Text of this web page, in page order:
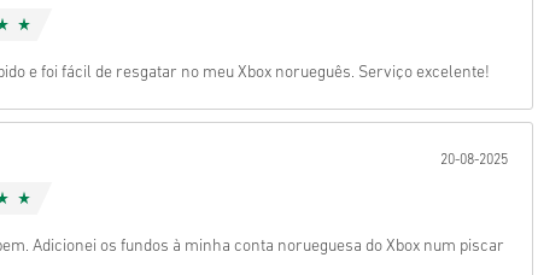
e foi fácil de resgatar no meu Xbox norueguês. Serviço excelente!
20-08-2025
Adicionei os fundos à minha conta norueguesa do Xbox num piscar